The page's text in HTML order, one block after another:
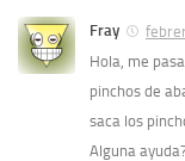
Fray
Hola, me
pinchos de
saca los
Alguna